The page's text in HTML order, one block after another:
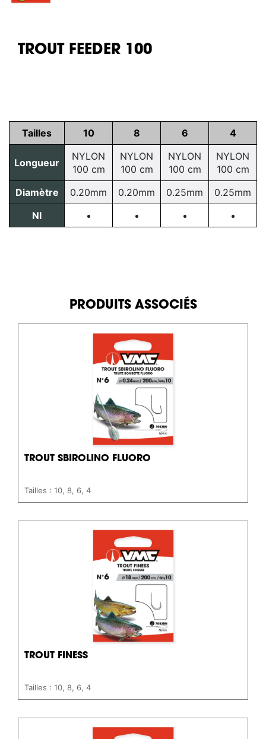
TROUT FEEDER 100
Tailles 10 8 6 4
Longueur
NYLON
100 cm
NYLON
100 cm
NYLON
100 cm
NYLON
100 cm
Diamètre
0.20mm 0.20mm 0.25mm
0.25mm
NI
PRODUITS ASSOCIÉS
TROUT SBIROLINO FLUORO
Tailles : 10, 8, 6, 4
TROUT FINESS
Tailles : 10, 8, 6, 4